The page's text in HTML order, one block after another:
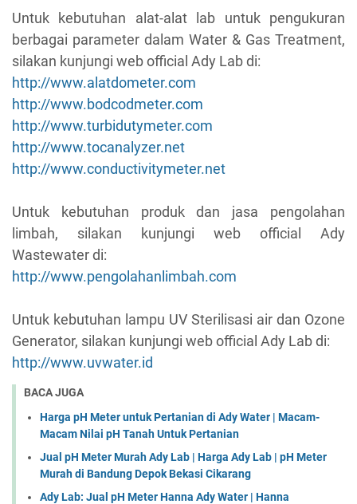
Untuk kebutuhan alat-alat lab untuk pengukuran
berbagai parameter dalam Water & Gas Treatment,
silakan kunjungi web official Ady Lab di:
http://www.alatdometer.com
http://www.bodcodmeter.com
http://www.turbidutymeter.com
http://www.tocanalyzer.net
http://www.conductivitymeter.net
Untuk kebutuhan produk dan jasa pengolahan
limbah, silakan kunjungi web official Ady
Wastewater di:
http://www.pengolahanlimbah.com
Untuk kebutuhan lampu UV Sterilisasi air dan Ozone
Generator, silakan kunjungi web official Ady Lab di:
http://www.uvwater.id
BACA JUGA
Harga pH Meter untuk Pertanian di Ady Water | Macam-
Macam Nilai pH Tanah Untuk Pertanian
Jual pH Meter Murah Ady Lab | Harga Ady Lab | pH Meter
Murah di Bandung Depok Bekasi Cikarang
Ady Lab: Jual pH Meter Hanna Ady Water | Hanna